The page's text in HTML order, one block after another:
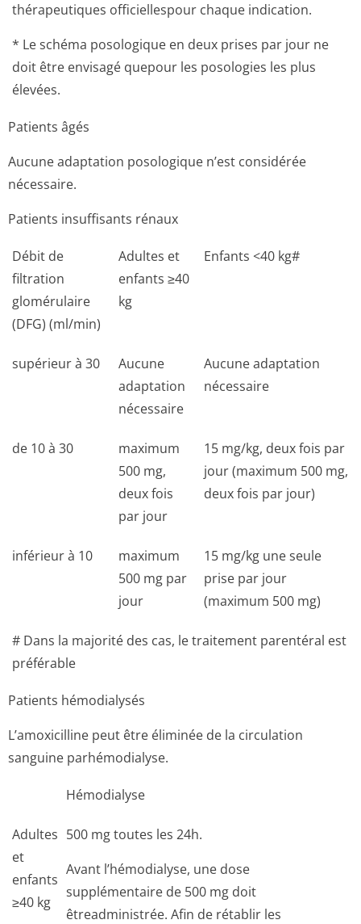
thérapeutiques officiellespour chaque indication.
* Le schéma posologique en deux prises par jour ne
doit être envisagé quepour les posologies les plus
élevées.
Patients âgés
Aucune adaptation posologique n’est considérée
nécessaire.
Patients insuffisants rénaux
Débit de
filtration
glomérulaire
(DFG) (ml/min)
Adultes et
enfants ≥40
kg
Enfants <40 kg#
supérieur à 30
Aucune
adaptation
nécessaire
Aucune adaptation
nécessaire
de 10 à 30
maximum
500 mg,
deux fois
par jour
15 mg/kg, deux fois par
jour (maximum 500 mg,
deux fois par jour)
inférieur à 10
maximum
500 mg par
jour
15 mg/kg une seule
prise par jour
(maximum 500 mg)
# Dans la majorité des cas, le traitement parentéral est
préférable
Patients hémodialysés
L’amoxicilline peut être éliminée de la circulation
sanguine parhémodialyse.
Hémodialyse
Adultes
et
enfants
≥40 kg
500 mg toutes les 24h.
Avant l’hémodialyse, une dose
supplémentaire de 500 mg doit
êtreadministrée. Afin de rétablir les